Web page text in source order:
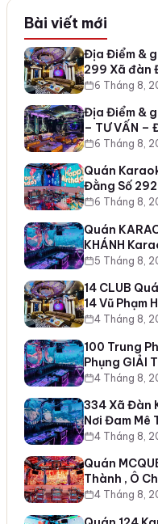
Bài viết mới
Địa Điểm &
299 Xã đàn
6 Tháng 8,
Địa Điểm &
– TƯ VẤN –
6 Tháng 8,
Quán
Đằng Số
6 Tháng 8,
Quán
KHÁNH
5 Tháng 8,
14 CLUB
14 Vũ Phạm
4 Tháng 8,
100 Trung
Phụng GIẢI
4 Tháng 8,
334 Xã Đàn
Nơi Đam Mê
4 Tháng 8,
Quán
Thành , Ô
4 Tháng 8,